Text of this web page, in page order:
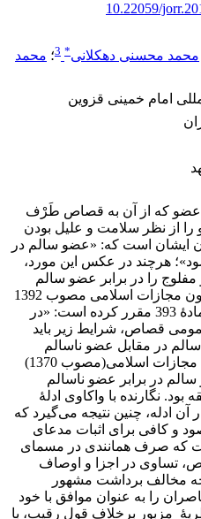
10.22059/
محمد محسنی دهکلانی*
3؛ محمد
امام خمینی قزوین
عضو که از آن به قصاص طَرْف
را از نظر سلامت و علیل بودن
ایشان است که: «عضو سالم در
هرچند در عکس این مورد،
مفلوج را در برابر عضو سالم
قصاص‌پذیر می‌دانند. مقنن در قانون مجازات اسلامی مصوب 1392
با پذیرش این نظریه در بند «ت» مادۀ 393 مقرر کرده است: «در
قصاص، شرایط زیر باید
در مقابل عضو ناسالم
نباشد». این نظریه در قانون قبلی مجازات اسلامی(مصوب 1370)
«عضو سالم در برابر عضو ناسالم
نگارنده با واکاوی ادلۀ
ادله، چنین نتیجه می‌گیرد که
و کافی برای اثبات مدعای
که صرف همانندی در مسمای
تساوی در اجزا و اوصاف
مخالف برداشت مشهور
را به عنوان موافق با خود
مزبور برخلاف قول رقیب، با